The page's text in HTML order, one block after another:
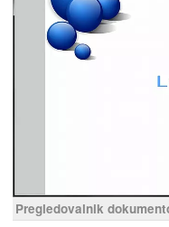
Pregledovalnik